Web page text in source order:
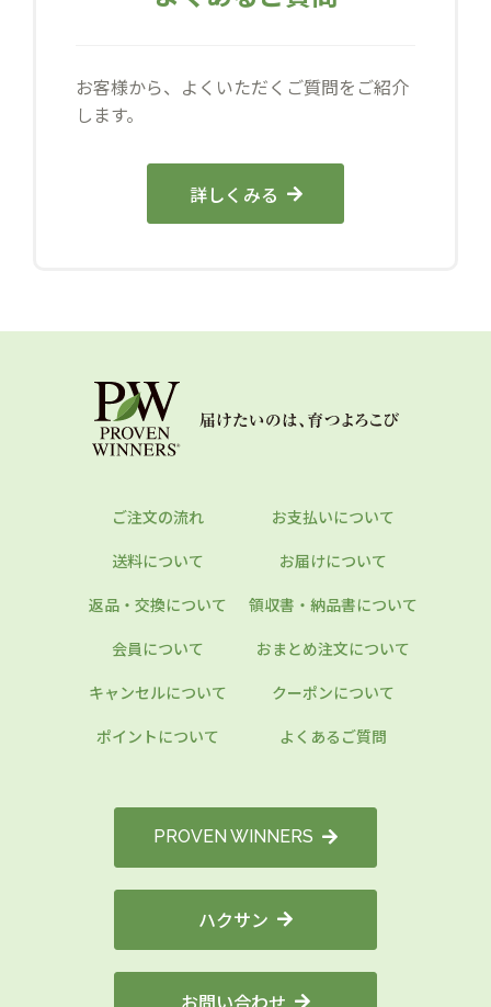
お客様から、よくいただくご質問をご紹介
します。
詳しくみる
ご注文の流れ
お支払いについて
送料について
お届けについて
返品・交換について
領収書・納品書について
会員について
おまとめ注文について
キャンセルについて
クーポンについて
ポイントについて
よくあるご質問
PROVEN WINNERS
ハクサン
お問い合わせ